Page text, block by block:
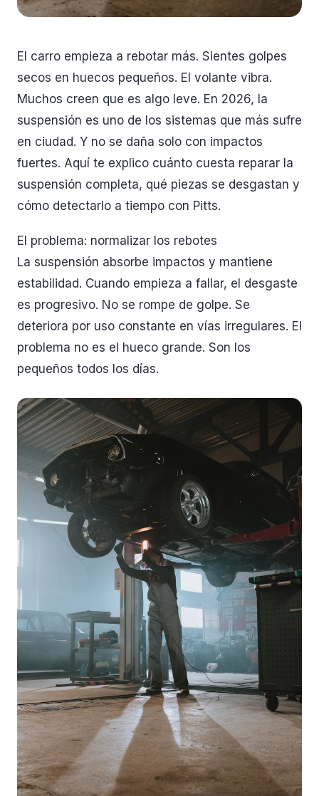
El carro empieza a rebotar más. Sientes golpes
secos en huecos pequeños. El volante vibra.
Muchos creen que es algo leve. En 2026, la
suspensión es uno de los sistemas que más sufre
en ciudad. Y no se daña solo con impactos
fuertes. Aquí te explico cuánto cuesta reparar la
suspensión completa, qué piezas se desgastan y
cómo detectarlo a tiempo con Pitts.
El problema: normalizar los rebotes
La suspensión absorbe impactos y mantiene
estabilidad. Cuando empieza a fallar, el desgaste
es progresivo. No se rompe de golpe. Se
deteriora por uso constante en vías irregulares. El
problema no es el hueco grande. Son los
pequeños todos los días.